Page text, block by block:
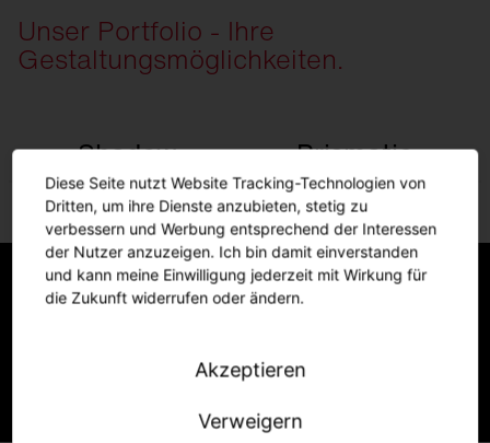
Unser Portfolio - Ihre
Gestaltungsmöglichkeiten.
Shadow Prismatic
Diese Seite nutzt Website Tracking-Technologien von
Dritten, um ihre Dienste anzubieten, stetig zu
verbessern und Werbung entsprechend der Interessen
der Nutzer anzuzeigen. Ich bin damit einverstanden
und kann meine Einwilligung jederzeit mit Wirkung für
die Zukunft widerrufen oder ändern.
Akzeptieren
Verweigern